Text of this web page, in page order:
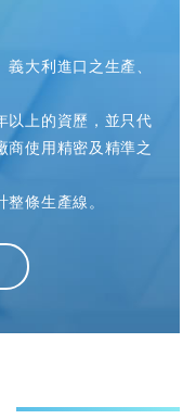
大利進口之生產、
以上的資歷，並只代
商使用精密及精準之
條生產線。